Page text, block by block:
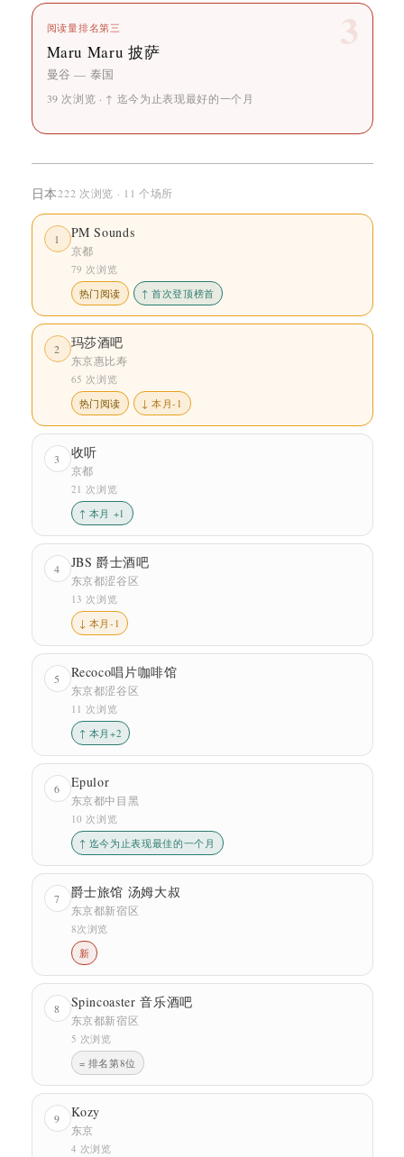
3
阅读量排名第三
Maru Maru 披萨
曼谷 — 泰国
39 次浏览 · ↑ 迄今为止表现最好的一个月
日本222 次浏览 · 11 个场所
1 PM Sounds
京都
79 次浏览
热门阅读
↑ 首次登顶榜首
2 玛莎酒吧
东京惠比寿
65 次浏览
热门阅读
↓ 本月-1
3 收听
京都
21 次浏览
↑ 本月 +1
4 JBS 爵士酒吧
东京都涩谷区
13 次浏览
↓ 本月-1
5 Recoco唱片咖啡馆
东京都涩谷区
11 次浏览
↑ 本月+2
6 Epulor
东京都中目黑
10 次浏览
↑ 迄今为止表现最佳的一个月
7 爵士旅馆 汤姆大叔
东京都新宿区
8次浏览
新
8 Spincoaster 音乐酒吧
东京都新宿区
5 次浏览
= 排名第8位
9 Kozy
东京
4 次浏览